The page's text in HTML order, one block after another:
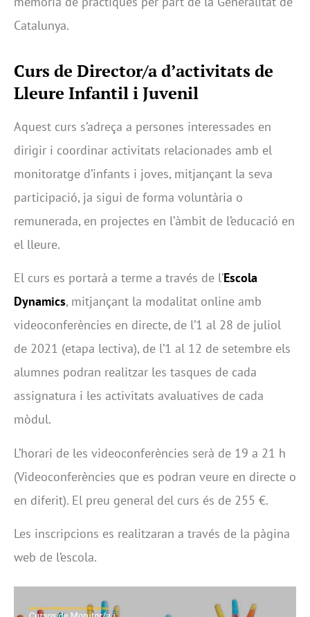
Catalunya.
Curs de Director/a d’activitats de
Lleure Infantil i Juvenil
Aquest curs s’adreça a persones interessades en
dirigir i coordinar activitats relacionades amb el
monitoratge d’infants i joves, mitjançant la seva
participació, ja sigui de forma voluntària o
remunerada, en projectes en l’àmbit de l’educació en
el lleure.
El curs es portarà a terme a través de l’Escola
Dynamics, mitjançant la modalitat online amb
videoconferències en directe, de l’1 al 28 de juliol
de 2021 (etapa lectiva), de l’1 al 12 de setembre els
alumnes podran realitzar les tasques de cada
assignatura i les activitats avaluatives de cada
mòdul.
L’horari de les videoconferències serà de 19 a 21 h
(Videoconferències que es podran veure en directe o
en diferit). El preu general del curs és de 255 €.
Les inscripcions es realitzaran a través de la pàgina
web de l’escola.